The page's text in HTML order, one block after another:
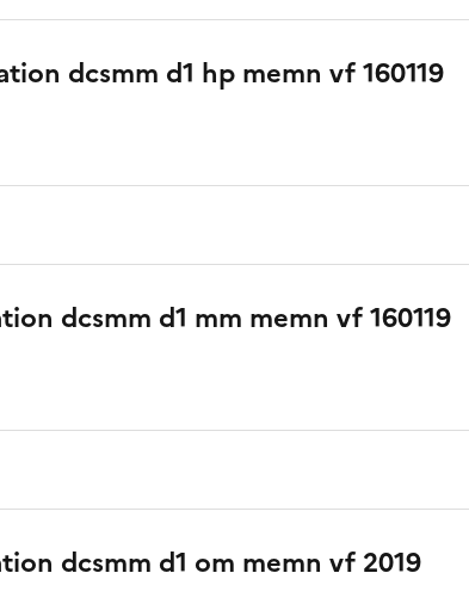
dcsmm d1 hp memn vf 160119
dcsmm d1 mm memn vf 160119
dcsmm d1 om memn vf 2019